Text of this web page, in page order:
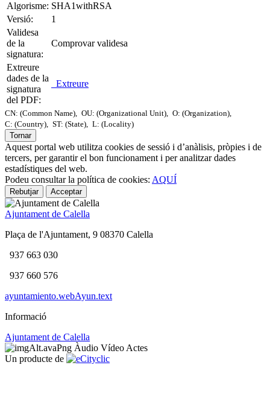
Algorisme: SHA1withRSA
Versió:
1
Validesa
de la
signatura:
Comprovar validesa
Extreure
dades de la
signatura
del PDF:
Extreure
CN: (Common Name), OU: (Organizational Unit), O: (Organization),
C: (Country), ST: (State), L: (Locality)
Tornar
Aquest portal web utilitza cookies de sessió i d’anàlisis, pròpies i de
tercers, per garantir el bon funcionament i per analitzar dades
estadístiques del web.
Podeu consultar la política de cookies: AQUÍ
Rebutjar Acceptar
Ajuntament de Calella
Plaça de l'Ajuntament, 9 08370 Calella
937 663 030
937 660 576
ayuntamiento.webAyun.text
Informació
Ajuntament de Calella
Àudio Vídeo Actes
Un producte de